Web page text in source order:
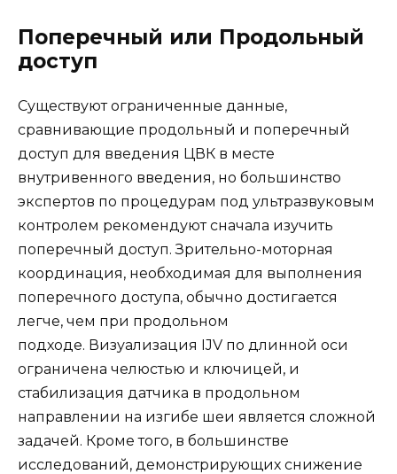
Поперечный или Продольный
доступ
Существуют ограниченные данные,
сравнивающие продольный и поперечный
доступ для введения ЦВК в месте
внутривенного введения, но большинство
экспертов по процедурам под ультразвуковым
контролем рекомендуют сначала изучить
поперечный доступ. Зрительно-моторная
координация, необходимая для выполнения
поперечного доступа, обычно достигается
легче, чем при продольном
подходе. Визуализация IJV по длинной оси
ограничена челюстью и ключицей, и
стабилизация датчика в продольном
направлении на изгибе шеи является сложной
задачей. Кроме того, в большинстве
исследований, демонстрирующих снижение